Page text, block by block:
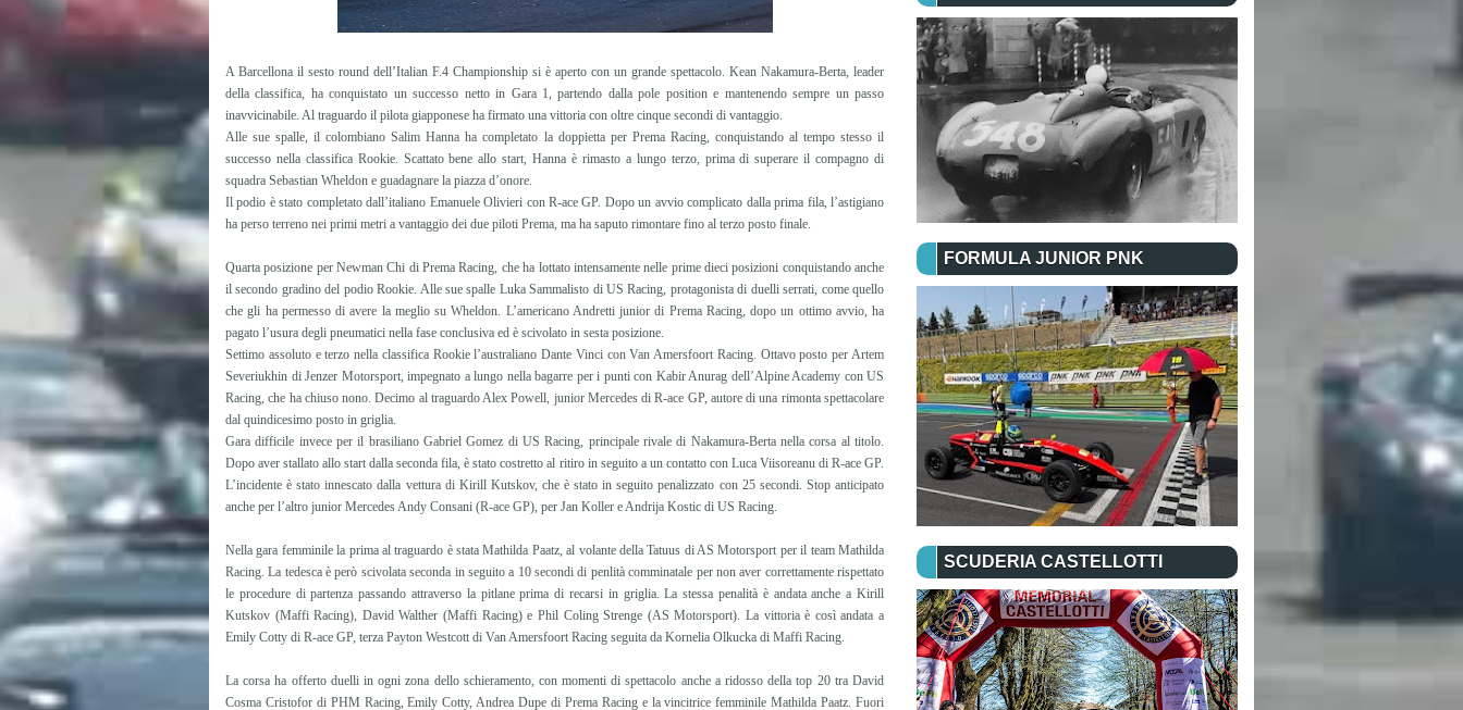
A Barcellona il sesto round dell’Italian F.4 Championship si è aperto con un grande spettacolo. Kean Nakamura-Berta, leader
della classifica, ha conquistato un successo netto in Gara 1, partendo dalla pole position e mantenendo sempre un passo
inavvicinabile. Al traguardo il pilota giapponese ha firmato una vittoria con oltre cinque secondi di vantaggio.
Alle sue spalle, il colombiano Salim Hanna ha completato la doppietta per Prema Racing, conquistando al tempo stesso il
successo nella classifica Rookie. Scattato bene allo start, Hanna è rimasto a lungo terzo, prima di superare il compagno di
squadra Sebastian Wheldon e guadagnare la piazza d’onore.
Il podio è stato completato dall’italiano Emanuele Olivieri con R-ace GP. Dopo un avvio complicato dalla prima fila, l’astigiano
ha perso terreno nei primi metri a vantaggio dei due piloti Prema, ma ha saputo rimontare fino al terzo posto finale.
Quarta posizione per Newman Chi di Prema Racing, che ha lottato intensamente nelle prime dieci posizioni conquistando anche
il secondo gradino del podio Rookie. Alle sue spalle Luka Sammalisto di US Racing, protagonista di duelli serrati, come quello
che gli ha permesso di avere la meglio su Wheldon. L’americano Andretti junior di Prema Racing, dopo un ottimo avvio, ha
pagato l’usura degli pneumatici nella fase conclusiva ed è scivolato in sesta posizione.
Settimo assoluto e terzo nella classifica Rookie l’australiano Dante Vinci con Van Amersfoort Racing. Ottavo posto per Artem
Severiukhin di Jenzer Motorsport, impegnato a lungo nella bagarre per i punti con Kabir Anurag dell’Alpine Academy con US
Racing, che ha chiuso nono. Decimo al traguardo Alex Powell, junior Mercedes di R-ace GP, autore di una rimonta spettacolare
dal quindicesimo posto in griglia.
Gara difficile invece per il brasiliano Gabriel Gomez di US Racing, principale rivale di Nakamura-Berta nella corsa al titolo.
Dopo aver stallato allo start dalla seconda fila, è stato costretto al ritiro in seguito a un contatto con Luca Viisoreanu di R-ace GP.
L’incidente è stato innescato dalla vettura di Kirill Kutskov, che è stato in seguito penalizzato con 25 secondi. Stop anticipato
anche per l’altro junior Mercedes Andy Consani (R-ace GP), per Jan Koller e Andrija Kostic di US Racing.
Nella gara femminile la prima al traguardo è stata Mathilda Paatz, al volante della Tatuus di AS Motorsport per il team Mathilda
Racing. La tedesca è però scivolata seconda in seguito a 10 secondi di penlità comminatale per non aver correttamente rispettato
le procedure di partenza passando attraverso la pitlane prima di recarsi in griglia. La stessa penalità è andata anche a Kirill
Kutskov (Maffi Racing), David Walther (Maffi Racing) e Phil Coling Strenge (AS Motorsport). La vittoria è così andata a
Emily Cotty di R-ace GP, terza Payton Westcott di Van Amersfoort Racing seguita da Kornelia Olkucka di Maffi Racing.
La corsa ha offerto duelli in ogni zona dello schieramento, con momenti di spettacolo anche a ridosso della top 20 tra David
Cosma Cristofor di PHM Racing, Emily Cotty, Andrea Dupe di Prema Racing e la vincitrice femminile Mathilda Paatz. Fuori
FORMULA JUNIOR PNK
SCUDERIA CASTELLOTTI